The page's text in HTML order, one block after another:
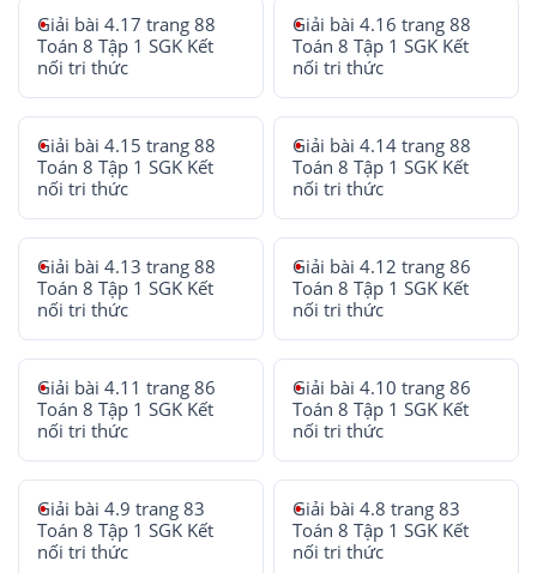
Giải bài 4.17 trang 88
Toán 8 Tập 1 SGK Kết
nối tri thức
Giải bài 4.16 trang 88
Toán 8 Tập 1 SGK Kết
nối tri thức
Giải bài 4.15 trang 88
Toán 8 Tập 1 SGK Kết
nối tri thức
Giải bài 4.14 trang 88
Toán 8 Tập 1 SGK Kết
nối tri thức
Giải bài 4.13 trang 88
Toán 8 Tập 1 SGK Kết
nối tri thức
Giải bài 4.12 trang 86
Toán 8 Tập 1 SGK Kết
nối tri thức
Giải bài 4.11 trang 86
Toán 8 Tập 1 SGK Kết
nối tri thức
Giải bài 4.10 trang 86
Toán 8 Tập 1 SGK Kết
nối tri thức
Giải bài 4.9 trang 83
Toán 8 Tập 1 SGK Kết
nối tri thức
Giải bài 4.8 trang 83
Toán 8 Tập 1 SGK Kết
nối tri thức